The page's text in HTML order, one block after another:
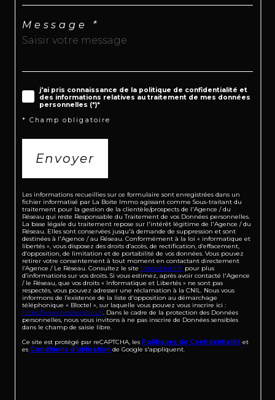
Message *
j'ai pris connaissance de la politique de confidentialité et
des informations relatives au traitement de mes données
personnelles (*)*
* Champ obligatoire
Envoyer
Les informations recueillies sur ce formulaire sont enregistrées dans un
fichier informatisé par La Boite Immo agissant comme Sous-traitant du
traitement pour la gestion de la clientèle/prospects de l'Agence / du
Réseau qui reste Responsable du Traitement de vos Données personnelles.
La base légale du traitement repose sur l'intérêt légitime de l'Agence / du
Réseau. Elles sont conservées jusqu'à demande de suppression et sont
destinées à l'Agence / au Réseau. Conformément à la loi « informatique et
libertés », vous disposez des droits d’accès, de rectification, d’effacement,
d’opposition, de limitation et de portabilité de vos données. Vous pouvez
retirer votre consentement à tout moment en contactant directement
l’Agence / Le Réseau. Consultez le site https://cnil.fr/fr pour plus
d’informations sur vos droits. Si vous estimez, après avoir contacté l'Agence
/ le Réseau, que vos droits « Informatique et Libertés » ne sont pas
respectés, vous pouvez adresser une réclamation à la CNIL. Nous vous
informons de l’existence de la liste d'opposition au démarchage
téléphonique « Bloctel », sur laquelle vous pouvez vous inscrire ici :
https://www.bloctel.gouv.fr . Dans le cadre de la protection des Données
personnelles, nous vous invitons à ne pas inscrire de Données sensibles
dans le champ de saisie libre.
Ce site est protégé par reCAPTCHA, les Politiques de Confidentialité et
es Conditions d'utilisation de Google s'appliquent.